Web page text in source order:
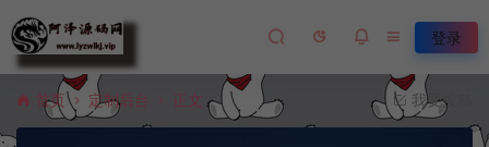
登录
首页 定制后台 正文 我要投稿